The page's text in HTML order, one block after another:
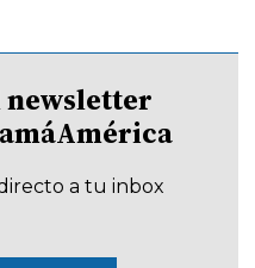
newsletter
a tu inbox